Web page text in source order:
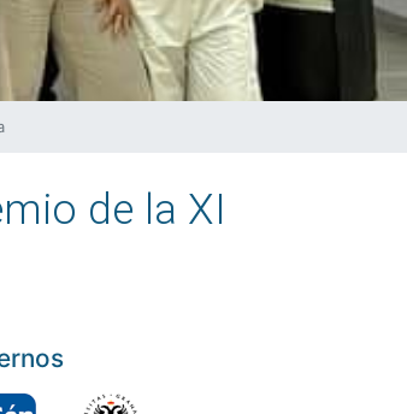
de la XI